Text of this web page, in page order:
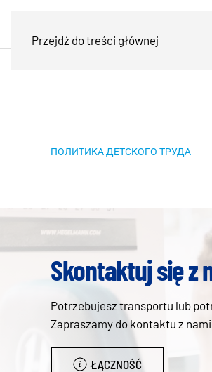
Przejdź do treści głównej
ПОЛИТИКА ДЕТСКОГО ТРУДА
Skontaktuj się z
Potrzebujesz transportu lub
Zapraszamy do kontaktu z
ŁĄCZNOŚĆ